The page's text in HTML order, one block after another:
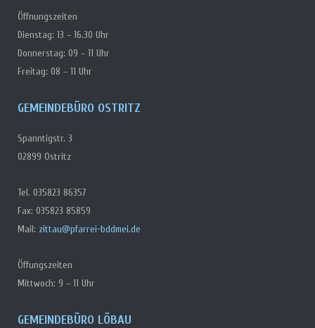
Öffnungszeiten
Dienstag: 13 – 16.30 Uhr
Donnerstag: 09 – 11 Uhr
Freitag: 08 – 11 Uhr
GEMEINDEBÜRO OSTRITZ
Spanntigstr. 3
02899 Ostritz
Tel. 035823 86357
Fax: 035823 85859
Mail: zittau@pfarrei-bddmei.de
Öffungszeiten
Mittwoch: 9 – 11 Uhr
GEMEINDEBÜRO LÖBAU